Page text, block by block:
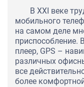
В XXI веке
мобильного
на самом деле
приспособление.
плеер, GPS –
различных
все
более